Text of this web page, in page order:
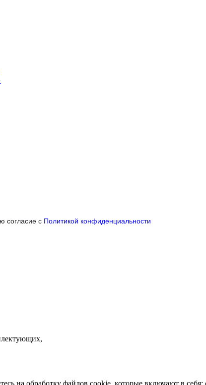
согласие с Политикой конфиденциальности
на обработку файлов cookie, которые включают в